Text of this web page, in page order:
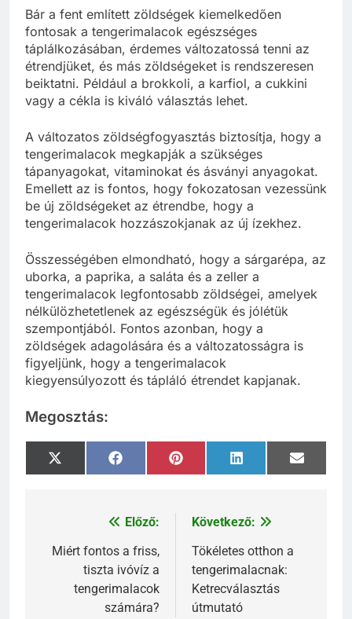
Bár a fent említett zöldségek kiemelkedően
fontosak a tengerimalacok egészséges
táplálkozásában, érdemes változatossá tenni az
étrendjüket, és más zöldségeket is rendszeresen
beiktatni. Például a brokkoli, a karfiol, a cukkini
vagy a cékla is kiváló választás lehet.
A változatos zöldségfogyasztás biztosítja, hogy a
tengerimalacok megkapják a szükséges
tápanyagokat, vitaminokat és ásványi anyagokat.
Emellett az is fontos, hogy fokozatosan vezessünk
be új zöldségeket az étrendbe, hogy a
tengerimalacok hozzászokjanak az új ízekhez.
Összességében elmondható, hogy a sárgarépa, az
uborka, a paprika, a saláta és a zeller a
tengerimalacok legfontosabb zöldségei, amelyek
nélkülözhetetlenek az egészségük és jólétük
szempontjából. Fontos azonban, hogy a
zöldségek adagolására és a változatosságra is
figyeljünk, hogy a tengerimalacok
kiegyensúlyozott és tápláló étrendet kapjanak.
Megosztás:
Share
on
X
(Twitter)
Share
on
FacebookShare
on
Pinterest Share
on
LinkedIn
Share
on
Email
Bejegyzés
navigáció
Előző:
Miért fontos a friss,
tiszta ivóvíz a
tengerimalacok
számára?
Következő:
Tökéletes otthon a
tengerimalacnak:
Ketrecválasztás
útmutató